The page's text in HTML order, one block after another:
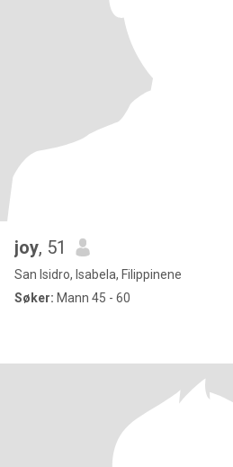
joy, 51
San Isidro, Isabela, Filippinene
Søker: Mann 45 - 60